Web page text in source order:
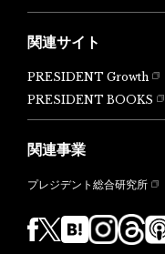
関連サイト
PRESIDENT Growth
PRESIDENT BOOKS
関連事業
プレジデント総合研究所